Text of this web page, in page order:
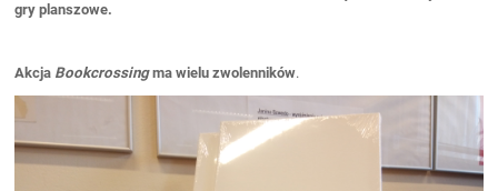
gry planszowe.
Akcja Bookcrossingma wielu zwolenników.